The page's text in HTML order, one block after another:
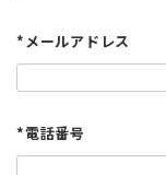
*メールアドレス
*電話番号